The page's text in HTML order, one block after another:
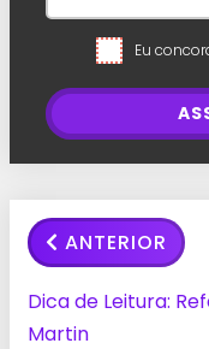
Eu
ANTERIOR
Dica de Leitura:
Martin